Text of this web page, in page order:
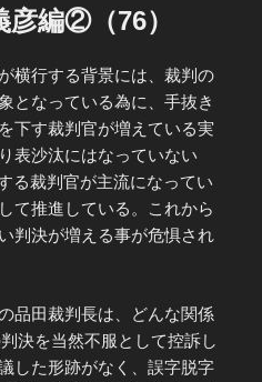
編②（76）
横行する背景には、裁判の
となっている為に、手抜き
下す裁判官が増えている実
表沙汰にはなっていない
る裁判官が主流になってい
て推進している。これから
判決が増える事が危惧され
品田裁判長は、どんな関係
決を当然不服として控訴し
した形跡がなく、誤字脱字